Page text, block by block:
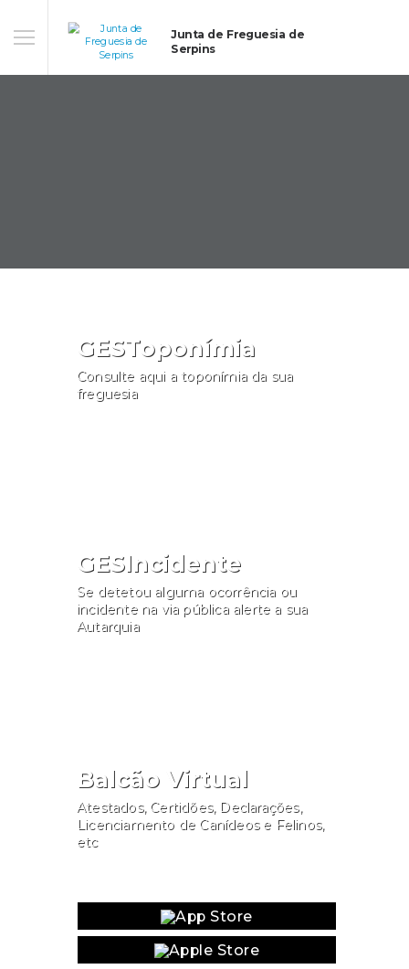
Junta de Freguesia de
Serpins
GESToponímia
Consulte aqui a toponímia da sua
freguesia
GESIncidente
Se detetou alguma ocorrência ou
incidente na via pública alerte a sua
Autarquia
Balcão Virtual
Atestados, Certidões, Declarações,
Licenciamento de Canídeos e Felinos,
etc